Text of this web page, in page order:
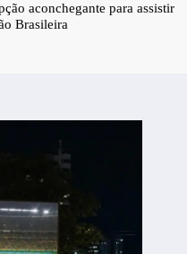
aconchegante para assistir
Brasileira